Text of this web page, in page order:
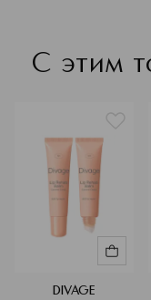
С этим
DIVAGE